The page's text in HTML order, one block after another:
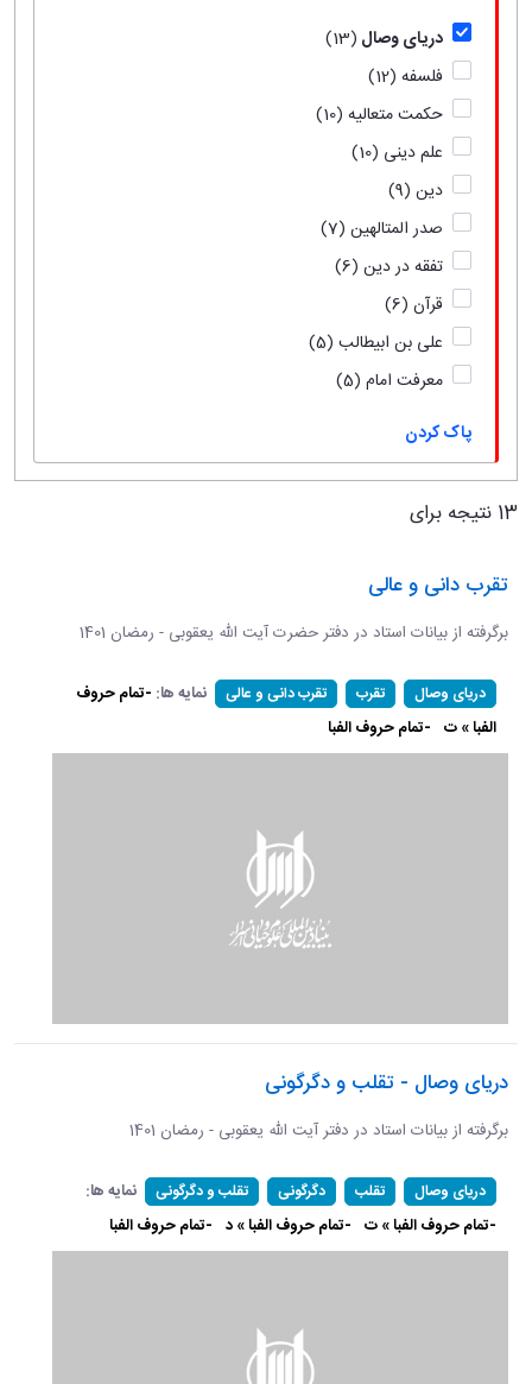
دریای وصال (13)
فلسفه (12)
حکمت متعالیه (10)
علم دینی (10)
دین (9)
صدر المتالهین (7)
تفقه در دین (6)
قرآن (6)
علی بن ابیطالب (5)
معرفت امام (5)
پاک کردن
13 نتیجه برای
تقرب دانی و عالی
برگرفته از بیانات استاد در دفتر حضرت آیت الله یعقوبی - رمضان 1401
دریای وصال تقرب تقرب دانی و عالی نمایه ها: -تمام حروف
الفبا » ت -تمام حروف الفبا
دریای وصال - تقلب و دگرگونی
برگرفته از بیانات استاد در دفتر آیت الله یعقوبی - رمضان 1401
دریای وصال تقلب دگرگونی تقلب و دگرگونی
نمایه ها:
-تمام حروف الفبا » ت -تمام حروف الفبا » د -تمام حروف الفبا